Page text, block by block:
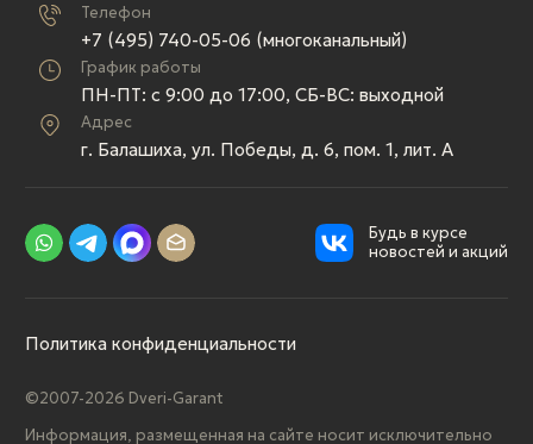
Телефон
+7 (495) 740-05-06 (многоканальный)
График работы
ПН-ПТ: c 9:00 до 17:00, СБ-ВС: выходной
Адрес
г. Балашиха, ул. Победы, д. 6, пом. 1, лит. А
Будь в курсе
новостей и акций
Политика конфиденциальности
©2007-2026 Dveri-Garant
Информация, размещенная на сайте носит исключительно